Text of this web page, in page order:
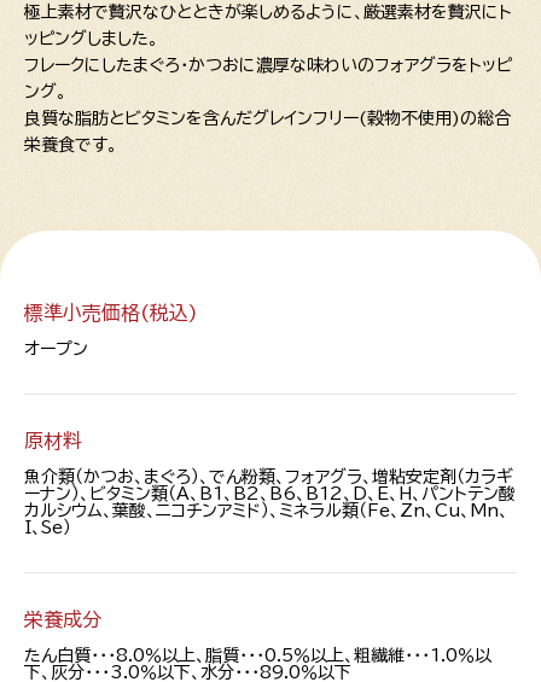
極上素材で贅沢なひとときが楽しめるように、厳選素材を贅沢にト
ッピングしました。
フレークにしたまぐろ・かつおに濃厚な味わいのフォアグラをトッピ
ング。
良質な脂肪とビタミンを含んだグレインフリー(穀物不使用)の総合
栄養食です。
標準小売価格(税込)
オープン
原材料
魚介類（かつお、まぐろ）、でん粉類、フォアグラ、増粘安定剤（カラギ
ーナン）、ビタミン類（A、B1、B2、B6、B12、D、E、H、パントテン酸
カルシウム、葉酸、ニコチンアミド）、ミネラル類（Fe、Zn、Cu、Mn、
I、Se）
栄養成分
たん白質・・・8.0％以上、脂質・・・0.5％以上、粗繊維・・・1.0％以
下、灰分・・・3.0％以下、水分・・・89.0％以下